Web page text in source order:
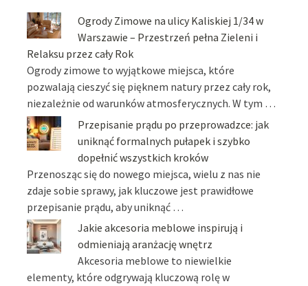
Ogrody Zimowe na ulicy Kaliskiej 1/34 w
Warszawie – Przestrzeń pełna Zieleni i
Relaksu przez cały Rok
Ogrody zimowe to wyjątkowe miejsca, które
pozwalają cieszyć się pięknem natury przez cały rok,
niezależnie od warunków atmosferycznych. W tym …
Przepisanie prądu po przeprowadzce: jak
uniknąć formalnych pułapek i szybko
dopełnić wszystkich kroków
Przenosząc się do nowego miejsca, wielu z nas nie
zdaje sobie sprawy, jak kluczowe jest prawidłowe
przepisanie prądu, aby uniknąć …
Jakie akcesoria meblowe inspirują i
odmieniają aranżację wnętrz
Akcesoria meblowe to niewielkie
elementy, które odgrywają kluczową rolę w